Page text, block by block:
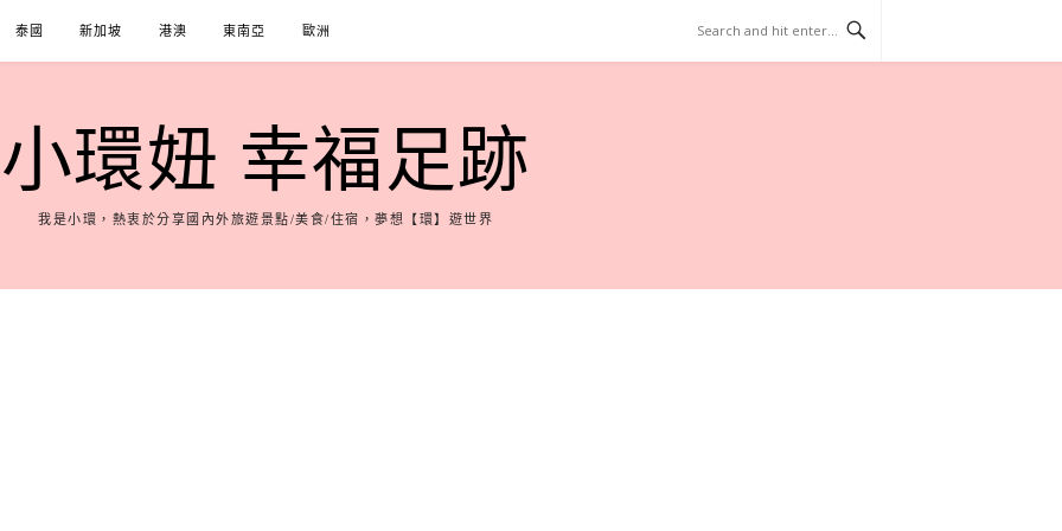
泰國 新加坡 港澳 東南亞 歐洲
小環妞 幸福足跡
我是小環，熱衷於分享國內外旅遊景點/美食/住宿，夢想【環】遊世界